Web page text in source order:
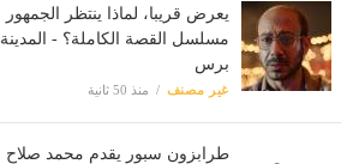
يعرض قريبا، لماذا ينتظر الجمهور
مسلسل القصة الكاملة؟ - المدينة
برس
غير مصنف منذ 50 ثانية
طرابزون سبور يقدم محمد صلاح